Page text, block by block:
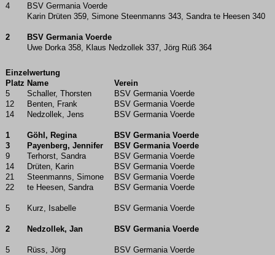
4
BSV Germania Voerde
Karin Drüten 359, Simone Steenmanns 343, Sandra te Heesen 340
2
BSV Germania Voerde
Uwe Dorka 358, Klaus Nedzollek 337, Jörg Rüß 364
Einzelwertung
Platz Name
Verein
5
Schaller, Thorsten
BSV Germania Voerde
12
Benten, Frank
BSV Germania Voerde
14
Nedzollek, Jens BSV Germania Voerde
1 Göhl, Regina
BSV Germania Voerde
3
Payenberg, Jennifer
BSV Germania Voerde
9
Terhorst, Sandra
BSV Germania Voerde
14
Drüten, Karin
BSV Germania Voerde
21
Steenmanns, Simone
BSV Germania Voerde
22
te Heesen, Sandra BSV Germania Voerde
5 Kurz, Isabelle BSV Germania Voerde
2 Nedzollek, Jan BSV Germania Voerde
5 Rüss, Jörg
BSV Germania Voerde